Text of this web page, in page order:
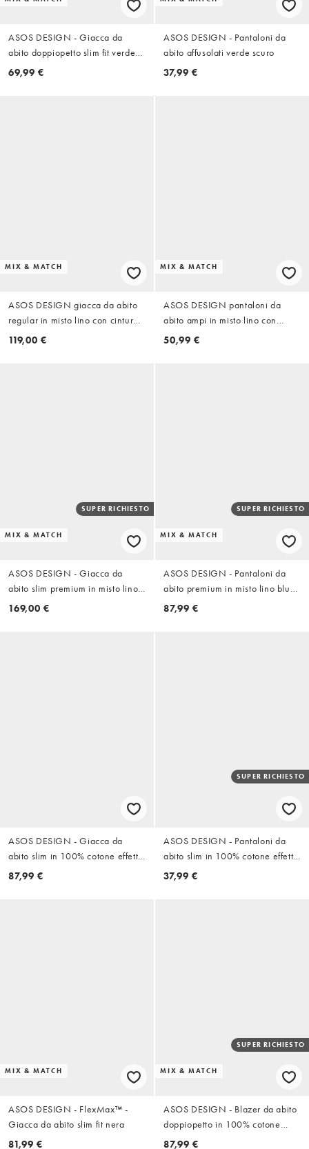
ASOS DESIGN - Giacca da
abito doppiopetto slim fit verde
scuro
69,99 €
ASOS DESIGN - Pantaloni da
abito affusolati verde scuro
37,99 €
MIX & MATCH
ASOS DESIGN giacca da abito
regular in misto lino con cintura
da annodare in vita a righe navy
119,00 €
MIX & MATCH
ASOS DESIGN pantaloni da
abito ampi in misto lino con
elastico in vita a righe sottili navy
50,99 €
MIX & MATCH
SUPER RICHIESTO
ASOS DESIGN - Giacca da
abito slim premium in misto lino
blu navy
169,00 €
MIX & MATCH
SUPER RICHIESTO
ASOS DESIGN - Pantaloni da
abito premium in misto lino blu
navy affusolati e comodi
87,99 €
ASOS DESIGN - Giacca da
abito slim in 100% cotone effetto
lino verde chiaro
87,99 €
SUPER RICHIESTO
ASOS DESIGN - Pantaloni da
abito slim in 100% cotone effetto
lino verde chiaro
37,99 €
MIX & MATCH
ASOS DESIGN - FlexMax™ -
Giacca da abito slim fit nera
81,99 €
MIX & MATCH
SUPER RICHIESTO
ASOS DESIGN - Blazer da abito
doppiopetto in 100% cotone
effetto lino vestibilità classica
87,99 €